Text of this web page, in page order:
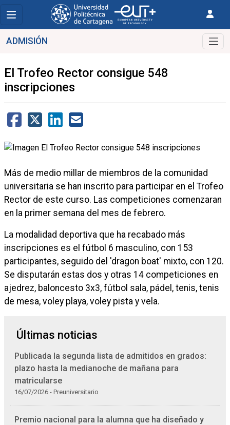
ADMISIÓN
El Trofeo Rector consigue 548
inscripciones
Más de medio millar de miembros de la comunidad
universitaria se han inscrito para participar en el Trofeo
Rector de este curso. Las competiciones comenzaran
en la primer semana del mes de febrero.
La modalidad deportiva que ha recabado más
inscripciones es el fútbol 6 masculino, con 153
participantes, seguido del 'dragon boat' mixto, con 120.
Se disputarán estas dos y otras 14 competiciones en
ajedrez, baloncesto 3x3, fútbol sala, pádel, tenis, tenis
de mesa, voley playa, voley pista y vela.
Últimas noticias
Publicada la segunda lista de admitidos en grados:
plazo hasta la medianoche de mañana para
matricularse
16/07/2026 - Preuniversitario
Premio nacional para la alumna que ha diseñado y